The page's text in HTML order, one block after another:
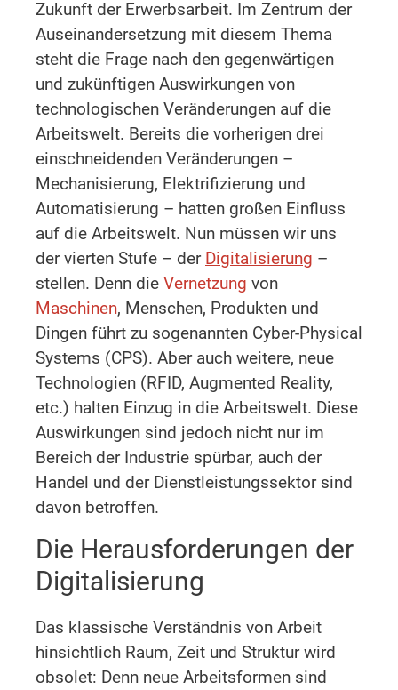
Zukunft der Erwerbsarbeit. Im Zentrum der
Auseinandersetzung mit diesem Thema
steht die Frage nach den gegenwärtigen
und zukünftigen Auswirkungen von
technologischen Veränderungen auf die
Arbeitswelt. Bereits die vorherigen drei
einschneidenden Veränderungen –
Mechanisierung, Elektrifizierung und
Automatisierung – hatten großen Einfluss
auf die Arbeitswelt. Nun müssen wir uns
der vierten Stufe – der Digitalisierung –
stellen. Denn die Vernetzung von
Maschinen, Menschen, Produkten und
Dingen führt zu sogenannten Cyber-Physical
Systems (CPS). Aber auch weitere, neue
Technologien (RFID, Augmented Reality,
etc.) halten Einzug in die Arbeitswelt. Diese
Auswirkungen sind jedoch nicht nur im
Bereich der Industrie spürbar, auch der
Handel und der Dienstleistungssektor sind
davon betroffen.
Die Herausforderungen der
Digitalisierung
Das klassische Verständnis von Arbeit
hinsichtlich Raum, Zeit und Struktur wird
obsolet: Denn neue Arbeitsformen sind